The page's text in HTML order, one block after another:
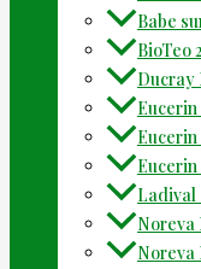
Babe
BioTeo
Ducray
Eucerin
Eucerin
Ladival
Noreva
Noreva